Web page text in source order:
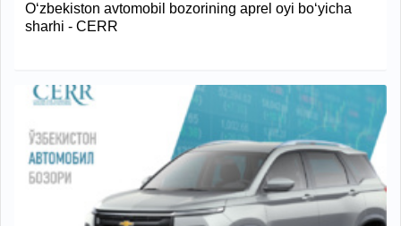
O‘zbekiston avtomobil bozorining aprel oyi bo‘yicha
sharhi - CERR